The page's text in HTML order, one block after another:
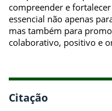
compreender e
essencial não apenas
mas também para
colaborativo, positivo e
Citação